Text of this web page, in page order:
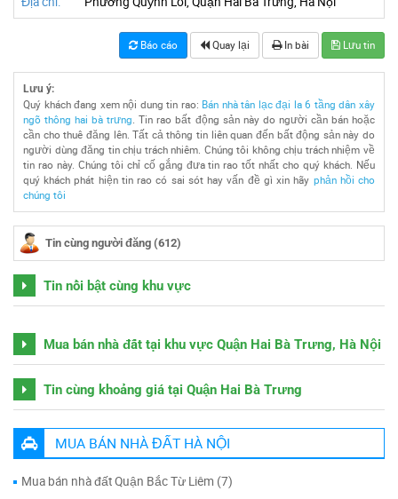
Báo cáo Quay lại In bài Lưu tin
Lưu ý:
Quý khách đang xem nội dung tin rao: Bán nhà tân lạc đại la 6 tầng dân xây
ngõ thông hai bà trưng. Tin rao bất động sản này do người cần bán hoặc
cần cho thuê đăng lên. Tất cả thông tin liên quan đến bất động sản này do
người dùng đăng tin chịu trách nhiêm. Chúng tôi không chịu trách nhiệm về
tin rao này. Chúng tôi chỉ cố gắng đưa tin rao tốt nhất cho quý khách. Nếu
quý khách phát hiện tin rao có sai sót hay vấn đề gì xin hãy phản hồi cho
chúng tôi
Tin cùng người đăng (612)
Tin nổi bật cùng khu vực
Mua bán nhà đất tại khu vực Quận Hai Bà Trưng, Hà Nội
Tin cùng khoảng giá tại Quận Hai Bà Trưng
MUA BÁN NHÀ ĐẤT HÀ NỘI
Mua bán nhà đất Quận Bắc Từ Liêm (7)